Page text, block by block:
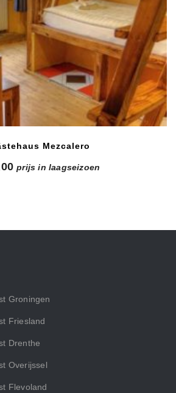
Mezcalero
prijs in laagseizoen
Groningen
Friesland
Drenthe
Overijssel
Flevoland